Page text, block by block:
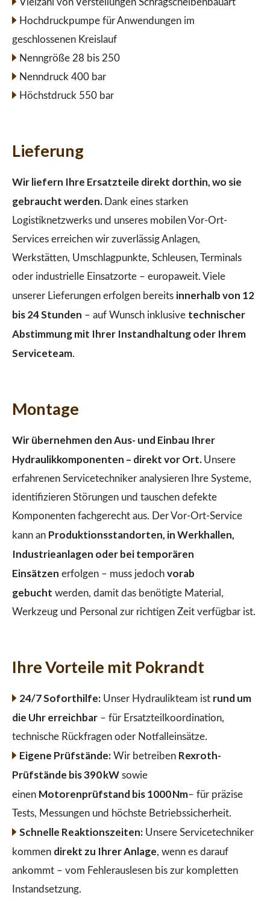
Vielzahl von Verstellungen Schrägscheibenbauart
Hochdruckpumpe für Anwendungen im
geschlossenen Kreislauf
Nenngröße 28 bis 250
Nenndruck 400 bar
Höchstdruck 550 bar
Lieferung
Wir liefern Ihre Ersatzteile direkt dorthin, wo sie
gebraucht werden. Dank eines starken
Logistiknetzwerks und unseres mobilen Vor-Ort-
Services erreichen wir zuverlässig Anlagen,
Werkstätten, Umschlagpunkte, Schleusen, Terminals
oder industrielle Einsatzorte – europaweit. Viele
unserer Lieferungen erfolgen bereits innerhalb von 12
bis 24 Stunden – auf Wunsch inklusive technischer
Abstimmung mit Ihrer Instandhaltung oder Ihrem
Serviceteam.
Montage
Wir übernehmen den Aus- und Einbau Ihrer
Hydraulikkomponenten – direkt vor Ort. Unsere
erfahrenen Servicetechniker analysieren Ihre Systeme,
identifizieren Störungen und tauschen defekte
Komponenten fachgerecht aus. Der Vor-Ort-Service
kann an Produktionsstandorten, in Werkhallen,
Industrieanlagen oder bei temporären
Einsätzen erfolgen – muss jedoch vorab
gebucht werden, damit das benötigte Material,
Werkzeug und Personal zur richtigen Zeit verfügbar ist.
Ihre Vorteile mit Pokrandt
24/7 Soforthilfe:Unser Hydraulikteam ist rund um
die Uhr erreichbar – für Ersatzteilkoordination,
technische Rückfragen oder Notfalleinsätze.
Eigene Prüfstände:Wir betreiben Rexroth-
Prüfstände bis 390 kW sowie
einen Motorenprüfstand bis 1000 Nm– für präzise
Tests, Messungen und höchste Betriebssicherheit.
Schnelle Reaktionszeiten:Unsere Servicetechniker
kommen direkt zu Ihrer Anlage, wenn es darauf
ankommt – vom Fehlerauslesen bis zur kompletten
Instandsetzung.